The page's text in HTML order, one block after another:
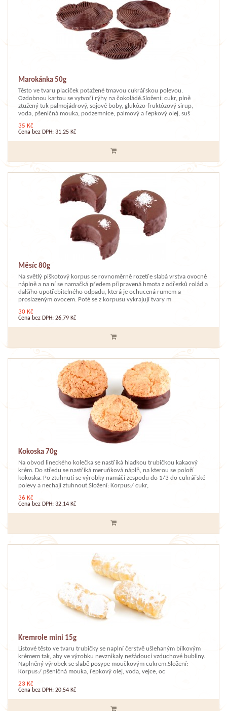
Marokánka 50g
Těsto ve tvaru placiček potažené tmavou cukrářskou polevou.
Ozdobnou kartou se vytvoří rýhy na čokoládě.Složení: cukr, plně
ztužený tuk palmojádrový, sojové boby, glukózo-fruktózový sirup,
voda, pšeničná mouka, podzemnice, palmový a řepkový olej, suš
35 Kč
Cena bez DPH: 31,25 Kč
Měsíc 80g
Na světlý piškotový korpus se rovnoměrně rozetře slabá vrstva ovocné
náplně a na ní se namačká předem připravená hmota z odřezků rolád a
dalšího upotřebitelného odpadu, která je ochucená rumem a
proslazeným ovocem. Poté se z korpusu vykrajují tvary m
30 Kč
Cena bez DPH: 26,79 Kč
Kokoska 70g
Na obvod lineckého kolečka se nastříká hladkou trubičkou kakaový
krém. Do středu se nastříká meruňková náplň, na kterou se položí
kokoska. Po ztuhnutí se výrobky namáčí zespodu do 1/3 do cukrářské
polevy a nechají ztuhnout.Složení: Korpus:/ cukr,
36 Kč
Cena bez DPH: 32,14 Kč
Kremrole mini 15g
Listové těsto ve tvaru trubičky se naplní čerstvě ušlehaným bílkovým
krémem tak, aby ve výrobku nevznikaly nežádoucí vzduchové bubliny.
Naplněný výrobek se slabě posype moučkovým cukrem.Složení:
Korpus:/ pšeničná mouka, řepkový olej, voda, vejce, oc
23 Kč
Cena bez DPH: 20,54 Kč